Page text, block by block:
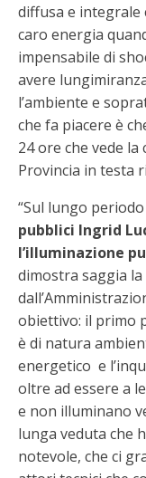
diffusa e integrale
caro energia
impensabile di
avere
l’ambiente e
che fa piacere è
24 ore che vede
Provincia in testa
“Sul lungo
pubblici Ingrid
l’illuminazione
dimostra saggia
obiettivo: il primo
è di natura
energetico e
oltre ad essere a
e non illuminano
lunga veduta che
notevole, che ci